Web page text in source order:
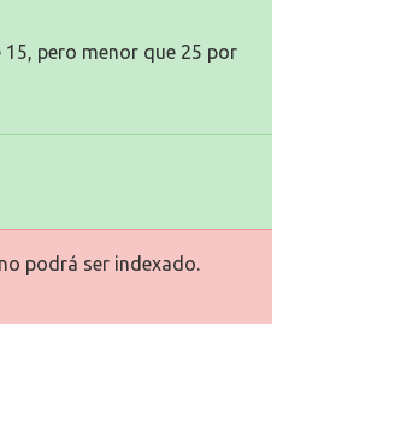
pero menor que 25 por
podrá ser indexado.